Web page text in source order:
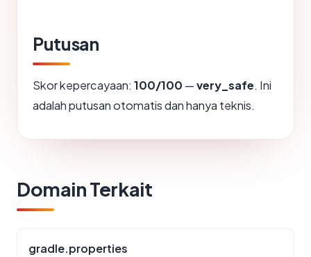
Putusan
Skor kepercayaan: 100/100 —very_safe. Ini
adalah putusan otomatis dan hanya teknis.
Domain Terkait
gradle.properties